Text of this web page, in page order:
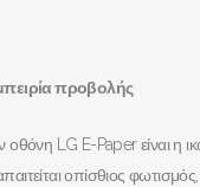
προβολής
LG E-Paper είναι η
οπίσθιος